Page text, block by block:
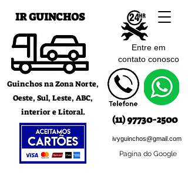
IR GUINCHOS
Guinchos na Zona Norte,
Oeste, Sul, Leste, ABC,
interior e Litoral.
Entre em
contato conosco
(11) 97730-2500
ivyguinchos@gmail.com
Pagina do Google